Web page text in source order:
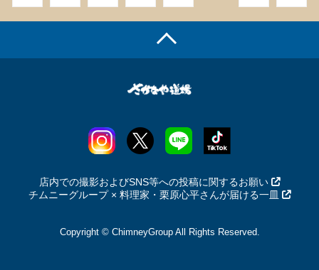
店内での撮影およびSNS等への投稿に関するお願い
チムニーグループ × 料理家・栗原心平さんが届ける一皿
Copyright © ChimneyGroup All Rights Reserved.